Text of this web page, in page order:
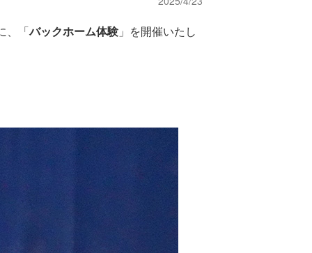
、「バックホーム体験 」を開催いたし